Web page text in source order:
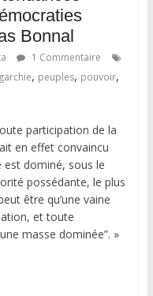
Bonnal
1 Commentaire
, peuples, pouvoir,
participation de la
en effet convaincu
est dominé, sous le
possédante, le plus
être qu’une vaine
et toute
masse dominée”. »